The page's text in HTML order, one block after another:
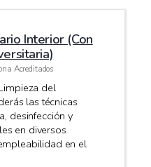
Interior (Con
Acreditados
del
las técnicas
desinfección y
en diversos
en el